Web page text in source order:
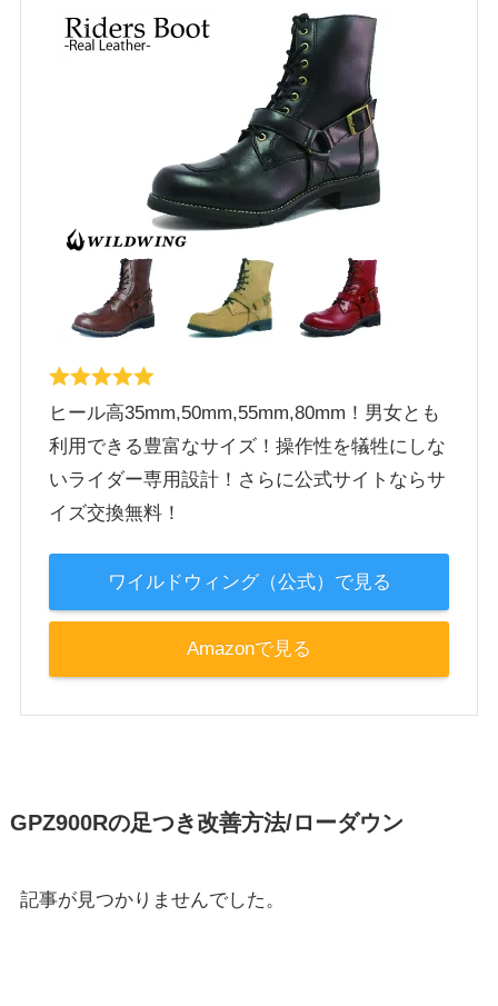
ヒール高35mm,50mm,55mm,80mm！男女とも
利用できる豊富なサイズ！操作性を犠牲にしな
いライダー専用設計！さらに公式サイトならサ
イズ交換無料！
ワイルドウィング（公式）で見る
Amazonで見る
GPZ900Rの足つき改善方法/ローダウン
記事が見つかりませんでした。